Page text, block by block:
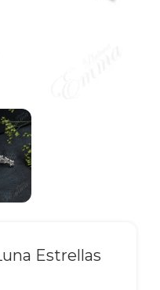
Estrellas